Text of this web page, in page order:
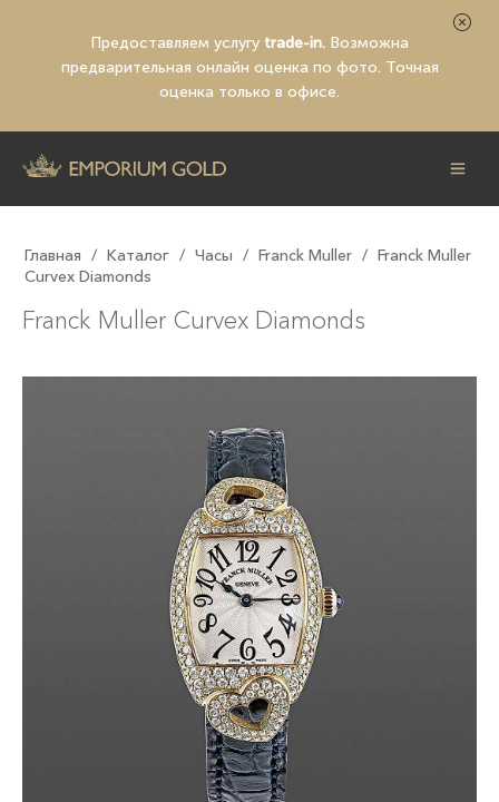
Предоставляем услугу trade-in. Возможна
предварительная онлайн оценка по фото. Точная
оценка только в офисе.
Главная / Каталог / Часы / Franck Muller / Franck Muller
Curvex Diamonds
Franck Muller Curvex Diamonds